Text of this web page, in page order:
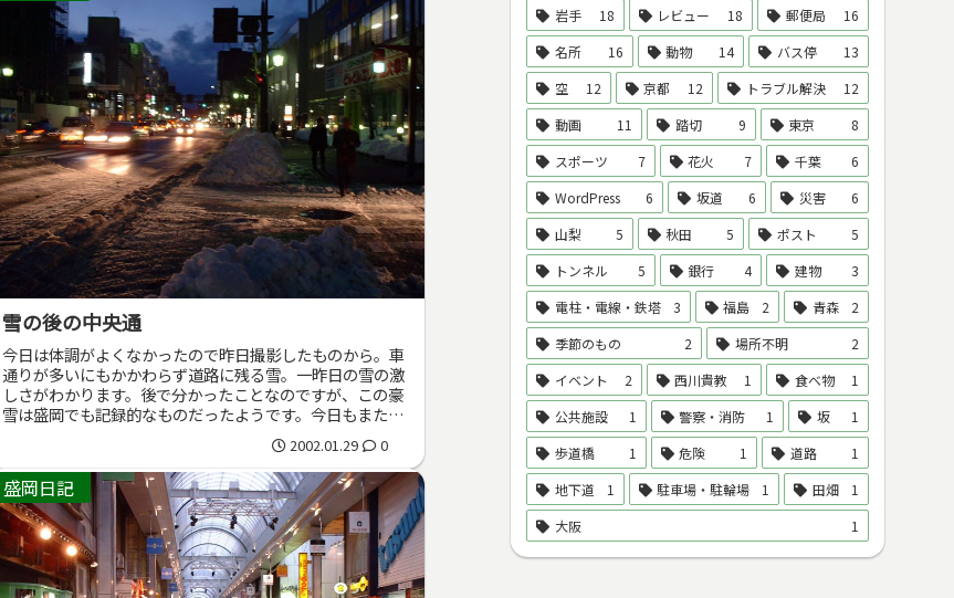
雪の後の中央通
今日は体調がよくなかったので昨日撮影したものから。車
通りが多いにもかかわらず道路に残る雪。一昨日の雪の激
しさがわかります。後で分かったことなのですが、この豪
雪は盛岡でも記録的なものだったようです。今日もまた雪
2002.01.29 0
盛岡日記
岩手
18 レビュー 18 郵便局
16
名所
16 動物 14 バス停
13
空
12 京都 12 トラブル解決
12
動画
11 踏切 9 東京
8
スポーツ
7 花火 7 千葉
6
WordPress
6 坂道 6 災害
6
山梨
5 秋田 5 ポスト
5
トンネル
5 銀行 4 建物
3
電柱・電線・鉄塔
3 福島 2 青森
2
季節のもの
2 場所不明
2
イベント
2 西川貴教 1 食べ物
1
公共施設
1 警察・消防 1 坂
1
歩道橋
1 危険 1 道路
1
地下道
1 駐車場・駐輪場 1 田畑
1
大阪
1